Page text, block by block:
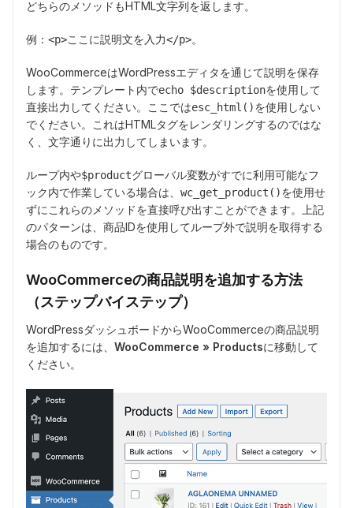
どちらのメソッドもHTML文字列を返します。
例： <p>ここに説明文を入力</p>。
WooCommerceはWordPressエディタを通じて説明を保存
します。テンプレート内でecho $descriptionを使用して
直接出力してください。ここではesc_html()を使用しない
でください。これはHTMLタグをレンダリングするのではな
く、文字通りに出力してしまいます。
ループ内や$productグローバル変数がすでに利用可能なフ
ック内で作業している場合は、 wc_get_product()を使用せ
ずにこれらのメソッドを直接呼び出すことができます。上記
のパターンは、商品IDを使用してループ外で説明を取得する
場合のものです。
WooCommerceの商品説明を追加する方法
（ステップバイステップ）
WordPressダッシュボードからWooCommerceの商品説明
を追加するには、 WooCommerce » Productsに移動して
ください。